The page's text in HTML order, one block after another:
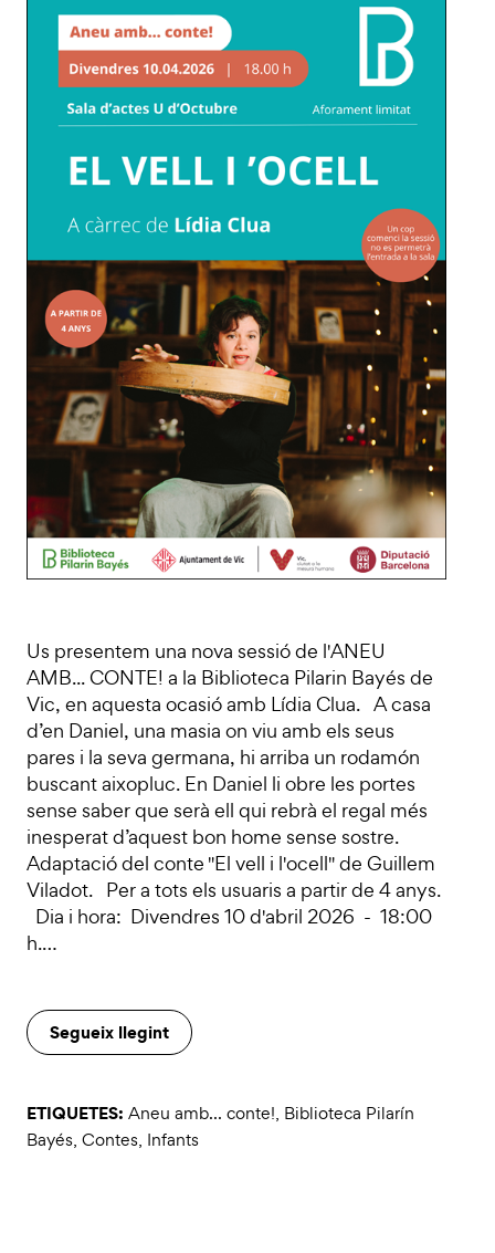
Us presentem una nova sessió de l'ANEU
AMB... CONTE! a la Biblioteca Pilarin Bayés de
Vic, en aquesta ocasió amb Lídia Clua. A casa
d’en Daniel, una masia on viu amb els seus
pares i la seva germana, hi arriba un rodamón
buscant aixopluc. En Daniel li obre les portes
sense saber que serà ell qui rebrà el regal més
inesperat d’aquest bon home sense sostre.
Adaptació del conte "El vell i l'ocell" de Guillem
Viladot. Per a tots els usuaris a partir de 4 anys.
Dia i hora: Divendres 10 d'abril 2026 - 18:00
h.…
Segueix llegint
ETIQUETES: Aneu amb... conte!, Biblioteca Pilarín
Bayés, Contes, Infants